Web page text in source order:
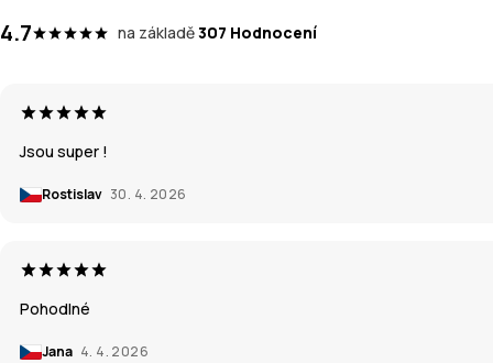
4.7 na základě307 Hodnocení
Jsou super !
Rostislav 30. 4. 2026
Pohodlné
Jana 4. 4. 2026